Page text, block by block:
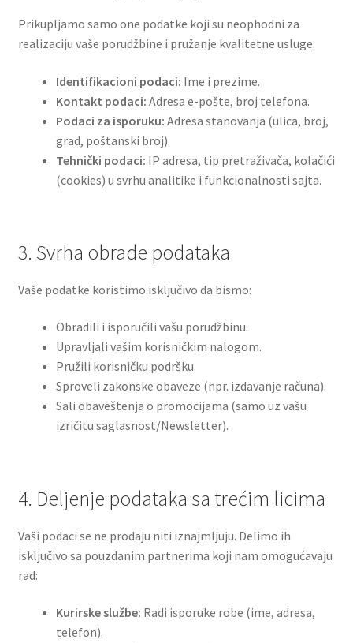
Prikupljamo samo one podatke koji su neophodni za
realizaciju vaše porudžbine i pružanje kvalitetne usluge:
Identifikacioni podaci: Ime i prezime.
Kontakt podaci: Adresa e-pošte, broj telefona.
Podaci za isporuku: Adresa stanovanja (ulica, broj,
grad, poštanski broj).
Tehnički podaci: IP adresa, tip pretraživača, kolačići
(cookies) u svrhu analitike i funkcionalnosti sajta.
3. Svrha obrade podataka
Vaše podatke koristimo isključivo da bismo:
Obradili i isporučili vašu porudžbinu.
Upravljali vašim korisničkim nalogom.
Pružili korisničku podršku.
Sproveli zakonske obaveze (npr. izdavanje računa).
Sali obaveštenja o promocijama (samo uz vašu
izričitu saglasnost/Newsletter).
4. Deljenje podataka sa trećim licima
Vaši podaci se ne prodaju niti iznajmljuju. Delimo ih
isključivo sa pouzdanim partnerima koji nam omogućavaju
rad:
Kurirske službe: Radi isporuke robe (ime, adresa,
telefon).